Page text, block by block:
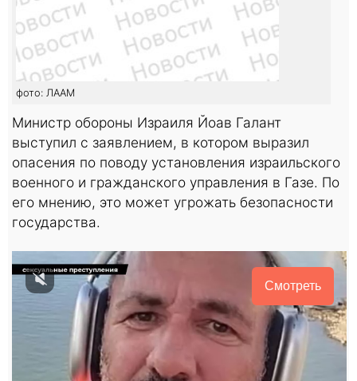
фото: ЛААМ
Министр обороны Израиля Йоав Галант
выступил с заявлением, в котором выразил
опасения по поводу установления израильского
военного и гражданского управления в Газе. По
его мнению, это может угрожать безопасности
государства.
Смотреть